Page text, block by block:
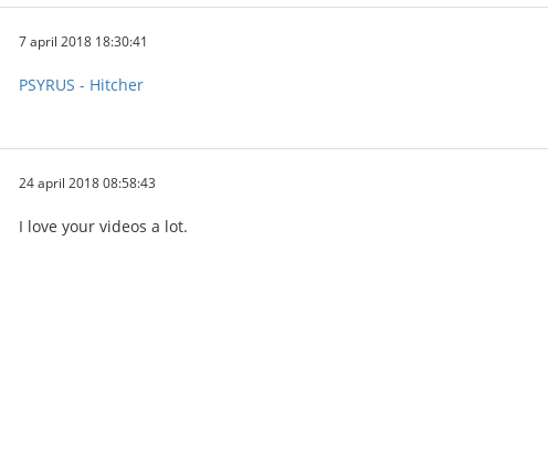
7 april 2018 18:30:41
PSYRUS - Hitcher
24 april 2018 08:58:43
I love your videos a lot.